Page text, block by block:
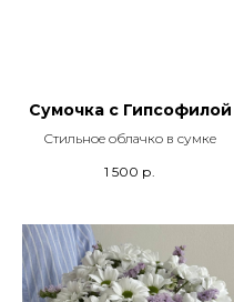
Сумочка с Гипсофилой
Стильное облачко в сумке
1 500 р.